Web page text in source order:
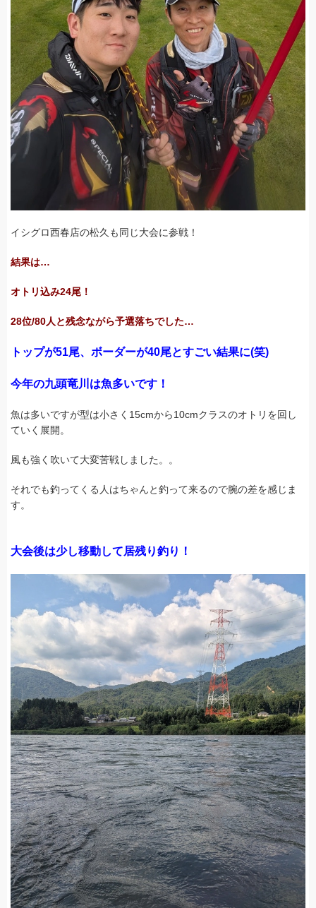
イシグロ西春店の松久も同じ大会に参戦！
結果は…
オトリ込み24尾！
28位/80人と残念ながら予選落ちでした…
トップが51尾、ボーダーが40尾とすごい結果に(笑)
今年の九頭竜川は魚多いです！
魚は多いですが型は小さく15cmから10cmクラスのオトリを回し
ていく展開。
風も強く吹いて大変苦戦しました。。
それでも釣ってくる人はちゃんと釣って来るので腕の差を感じま
す。
大会後は少し移動して居残り釣り！